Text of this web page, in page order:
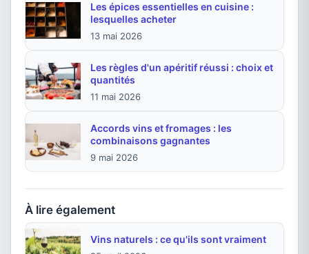
Les épices essentielles en cuisine :
lesquelles acheter
13 mai 2026
Les règles d'un apéritif réussi : choix et
quantités
11 mai 2026
Accords vins et fromages : les
combinaisons gagnantes
9 mai 2026
À lire également
Vins naturels : ce qu'ils sont vraiment